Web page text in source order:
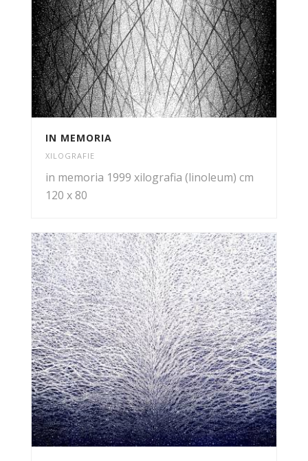
IN MEMORIA
XILOGRAFIE
in memoria 1999 xilografia (linoleum) cm
120 x 80